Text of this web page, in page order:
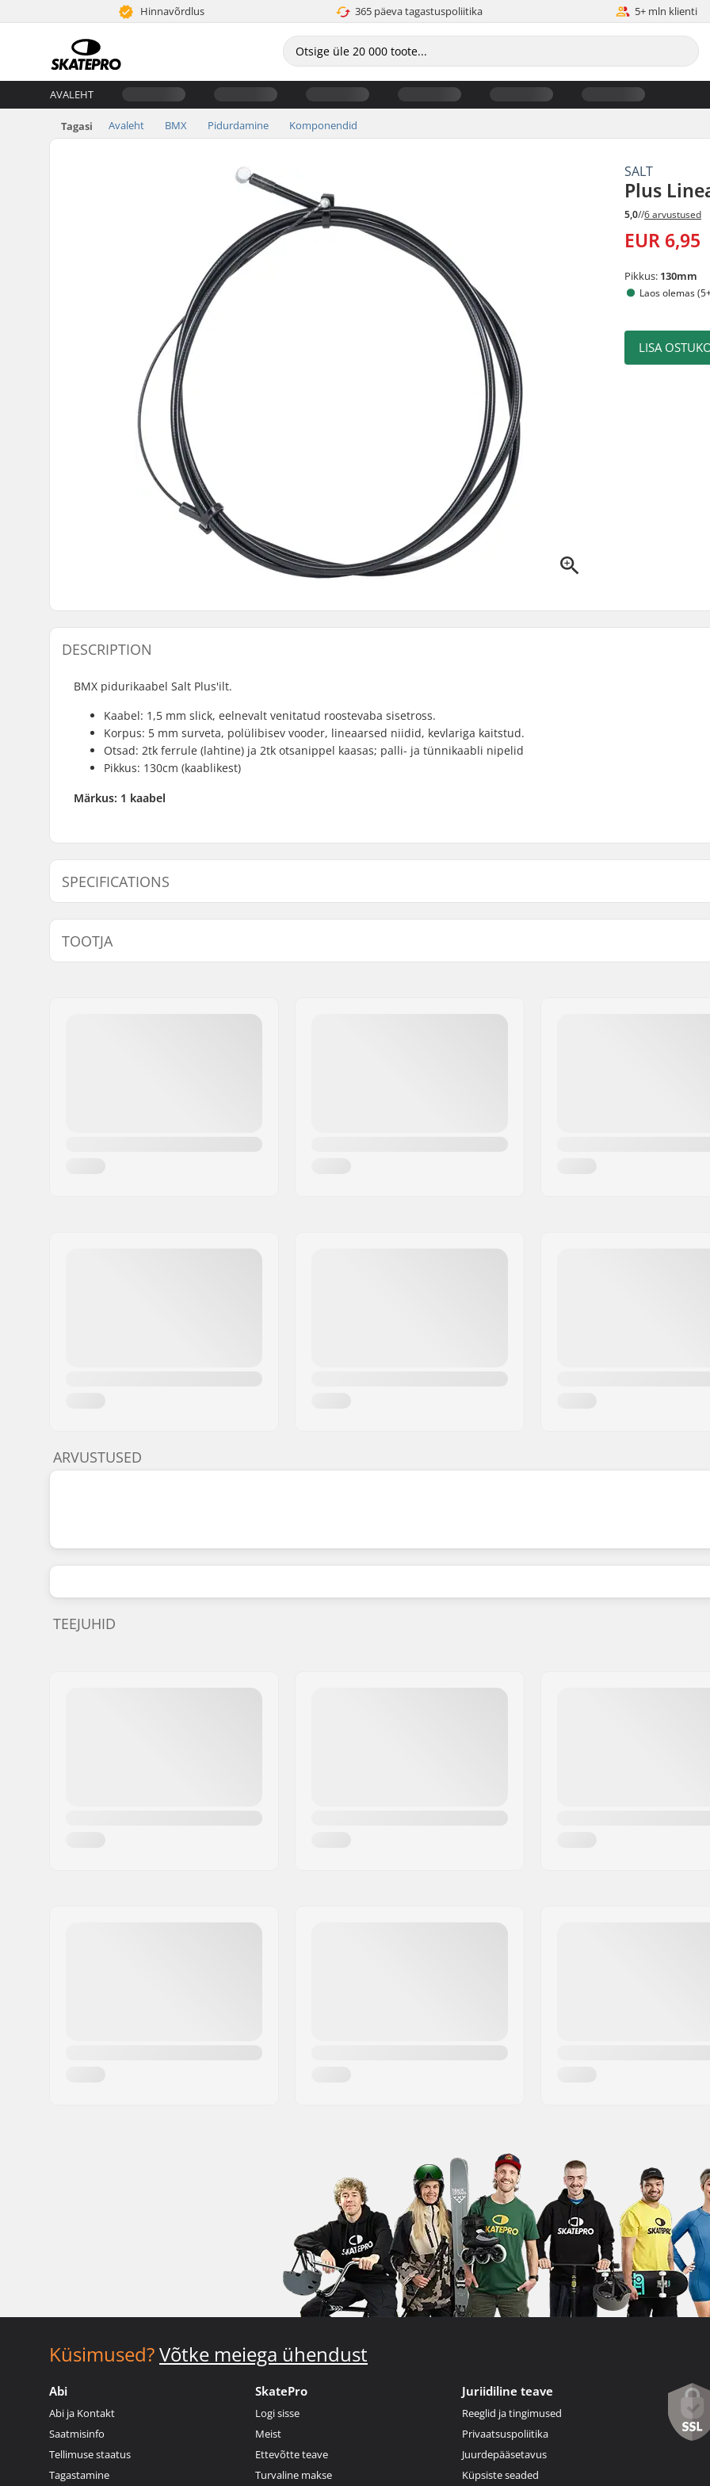
Hinnavõrdlus 365 päeva tagastuspoliitika 5+ mln klienti
AVALEHT
Tagasi Avaleht BMX Pidurdamine Komponendid
SALT
Plus
5,0//6 arvustused
EUR 6,95
Pikkus: 130mm
Laos olemas
LISA
DESCRIPTION
BMX pidurikaabel Salt Plus'ilt.
Kaabel: 1,5 mm slick, eelnevalt venitatud roostevaba sisetross.
Korpus: 5 mm surveta, polülibisev vooder, lineaarsed niidid, kevlariga kaitstud.
Otsad: 2tk ferrule (lahtine) ja 2tk otsanippel kaasas; palli- ja tünnikaabli nipelid
Pikkus: 130cm (kaablikest)
Märkus: 1 kaabel
SPECIFICATIONS
Gyro pidurite ühilduv: Yes Kaal:
TOOTJA
ARVUSTUSED
TEEJUHID
Küsimused?Võtke meiega ühendust
Abi
Abi ja Kontakt
Saatmisinfo
Tellimuse staatus
Tagastamine
SkatePro
Logi sisse
Meist
Ettevõtte teave
Turvaline makse
Juriidiline teave
Reeglid ja tingimused
Privaatsuspoliitika
Juurdepääsetavus
Küpsiste seaded